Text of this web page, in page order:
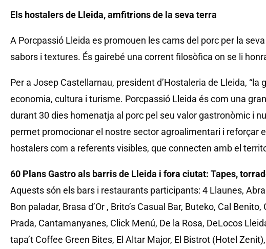
Els hostalers de Lleida, amfitrions de la seva terra
A Porcpassió Lleida es promouen les carns del porc per la
sabors i textures. És gairebé una corrent filosòfica on se li
Per a Josep Castellarnau, president d’Hostaleria de Lleida,
economia, cultura i turisme. Porcpassió Lleida és com una
durant 30 dies homenatja al porc pel seu valor gastronòmic i
permet promocionar el nostre sector agroalimentari i reforçar
hostalers com a referents visibles, que connecten amb el
60 Plans Gastro als barris de Lleida i fora ciutat: Tapes,
Aquests són els bars i restaurants participants: 4 Llaunes,
Bon paladar, Brasa d’Or , Brito’s Casual Bar, Buteko, Cal
Prada, Cantamanyanes, Click Menú, De la Rosa, DeLocos
tapa’t Coffee Green Bites, El Altar Major, El Bistrot (Hotel